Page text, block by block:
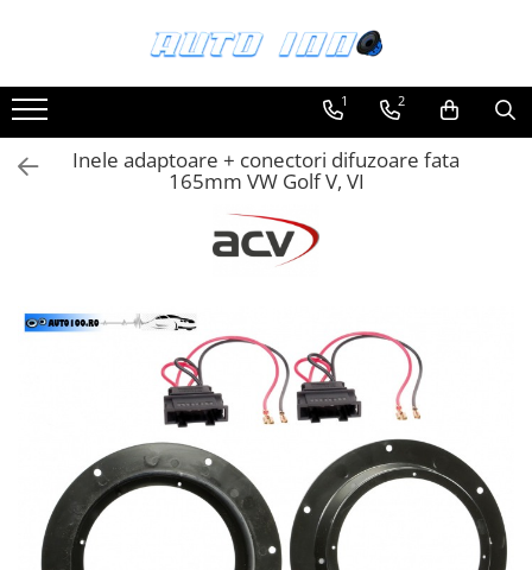
Montaj Sisteme Audio Auto
Accesorii interior
Covorase auto mocheta
Covorase cauciuc auto dedicate
Huse scaun auto dedicate
Plase portbagaj
Tavite portbagaj auto
Accesorii Sisteme Audio
Conectica
Cupla carkit
Cupla radio aftermarket
1 2
Inele adaptoare + conectori difuzoare fata
165mm VW Golf V, VI